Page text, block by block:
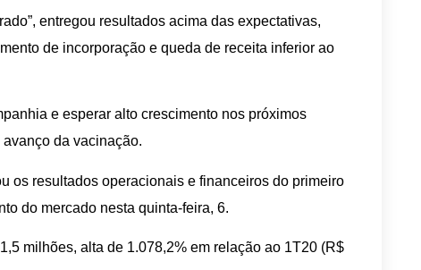
entregou resultados acima das expectativas,
de incorporação e queda de receita inferior ao
e esperar alto crescimento nos próximos
da vacinação.
os resultados operacionais e financeiros do primeiro
do mercado nesta quinta-feira, 6.
milhões, alta de 1.078,2% em relação ao 1T20 (R$